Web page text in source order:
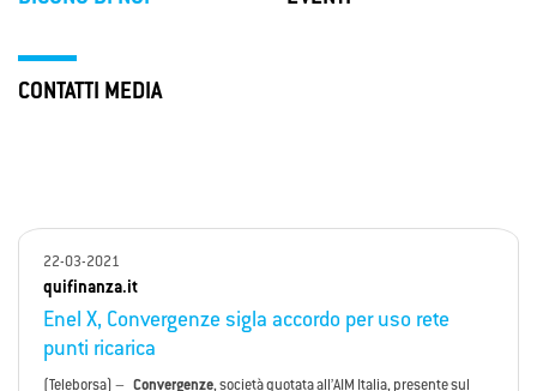
CONTATTI MEDIA
22-03-2021
quifinanza.it
Enel X, Convergenze sigla accordo per uso rete
punti ricarica
(Teleborsa) – Convergenze, società quotata all’AIM Italia, presente sul